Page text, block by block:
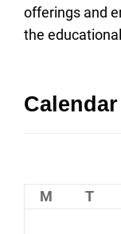
offerings and
the
Calendar
M T